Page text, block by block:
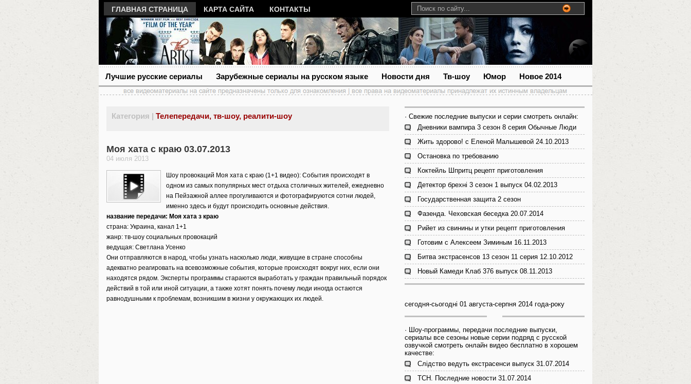
ГЛАВНАЯ СТРАНИЦА КАРТА САЙТА КОНТАКТЫ
Лучшие русские сериалы Зарубежные сериалы на русском языке Новости дня Тв-шоу Юмор Новое 2014
Категория | Телепередачи, тв-шоу, реалити-шоу
Моя хата с краю 03.07.2013
04 июля 2013
Шоу провокаций Моя хата с краю (1+1 видео): События происходят в
одном из самых популярных мест отдыха столичных жителей, ежедневно
на Пейзажной аллее прогуливаются и фотографируются сотни людей,
именно здесь и будут происходить основные действия.
название передачи: Моя хата з краю
страна: Украина, канал 1+1
жанр: тв-шоу социальных провокаций
ведущая: Светлана Усенко
Они отправляются в народ, чтобы узнать насколько люди, живущие в стране способны
адекватно реагировать на всевозможные события, которые происходят вокруг них, если они
находятся рядом. Эксперты программы стараются выработать у граждан правильный порядок
действий в той или иной ситуации, а также хотят понять почему люди иногда остаются
равнодушными к проблемам, возникшим в жизни у окружающих их людей.
· Свежие последние выпуски и серии смотреть онлайн:
Дневники вампира 3 сезон 8 серия Обычные Люди
Жить здорово! с Еленой Малышевой 24.10.2013
Остановка по требованию
Коктейль Шпритц рецепт приготовления
Детектор брехні 3 сезон 1 выпуск 04.02.2013
Государственная защита 2 сезон
Фазенда. Чеховская беседка 20.07.2014
Рийет из свинины и утки рецепт приготовления
Готовим с Алексеем Зиминым 16.11.2013
Битва экстрасенсов 13 сезон 11 серия 12.10.2012
Новый Камеди Клаб 376 выпуск 08.11.2013
сегодня-сьогодні 01 августа-серпня 2014 года-року
· Шоу-программы, передачи последние выпуски,
сериалы все сезоны новые серии подряд с русской
озвучкой смотреть онлайн видео бесплатно в хорошем
качестве:
Слідство ведуть екстрасенси выпуск 31.07.2014
ТСН. Последние новости 31.07.2014